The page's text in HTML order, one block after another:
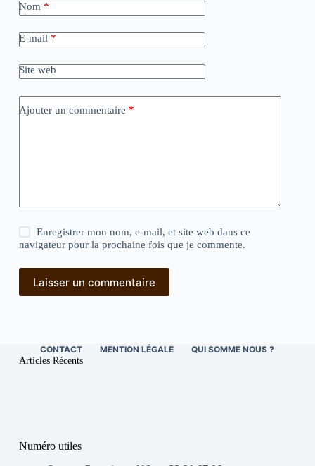
Nom *
E-mail *
Site web
Ajouter un commentaire *
Enregistrer mon nom, e-mail, et site web dans ce
navigateur pour la prochaine fois que je commente.
Laisser un commentaire
CONTACT MENTION LÉGALE QUI SOMME NOUS ?
Articles Récents
Numéro utiles